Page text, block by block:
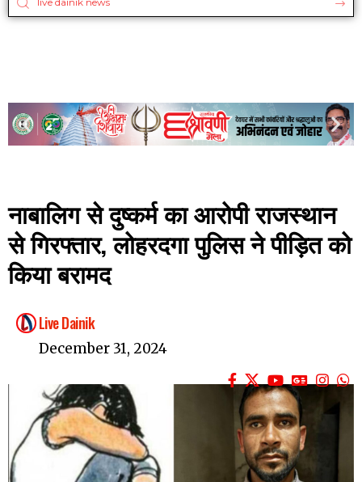
नाबालिग से दुष्कर्म का आरोपी राजस्थान
से गिरफ्तार, लोहरदगा पुलिस ने पीड़ित को
किया बरामद
Live Dainik
December 31, 2024